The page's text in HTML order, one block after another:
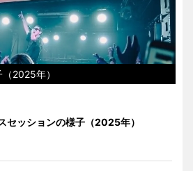
2025年）
セッションの様子（2025年）